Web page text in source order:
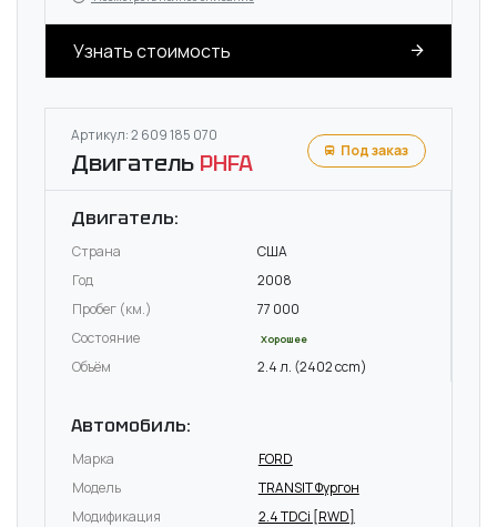
Узнать стоимость
Артикул: 2 609 185 070
Двигатель PHFA Под заказ
Двигатель:
Страна
США
Год
2008
Пробег (км.)
77 000
Состояние
Хорошее
Объём 2.4 л. (2402 ccm)
Автомобиль:
Марка
FORD
Модель
TRANSIT Фургон
Модификация
2.4 TDCi [RWD]